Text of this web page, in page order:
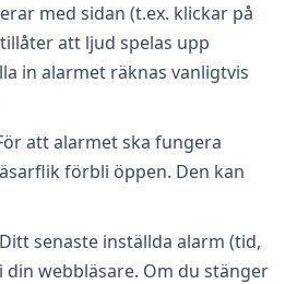
med sidan (t.ex. klickar på
att ljud spelas upp
in alarmet räknas vanligtvis
att alarmet ska fungera
förbli öppen. Den kan
Ditt senaste inställda alarm (tid,
din webbläsare. Om du stänger